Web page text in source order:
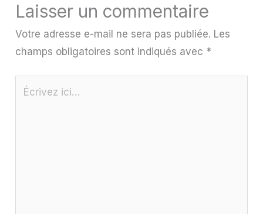
Laisser un commentaire
Votre adresse e-mail ne sera pas publiée. Les
champs obligatoires sont indiqués avec *
Écrivez